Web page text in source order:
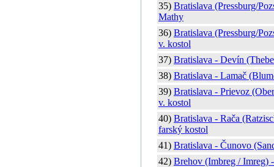
35) Bratislava (Pressburg/
Mathy
36) Bratislava (Pressburg/
v. kostol
37) Bratislava - Devín
38) Bratislava - Lamač
39) Bratislava - Prievoz
v. kostol
40) Bratislava - Rača
farský kostol
41) Bratislava - Čunovo
42) Brehov (Imbreg / Imreg)